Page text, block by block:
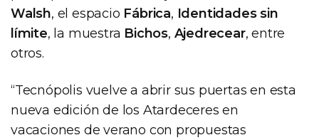
Walsh, el espacio Fábrica, Identidades sin
límite, la muestra Bichos, Ajedrecear, entre
otros.
“Tecnópolis vuelve a abrir sus puertas en esta
nueva edición de los Atardeceres en
vacaciones de verano con propuestas